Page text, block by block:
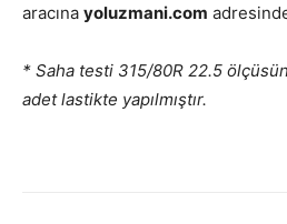
aracına yoluzmani.com
* Saha testi 315/80R 22.5
adet lastikte yapılmıştır.